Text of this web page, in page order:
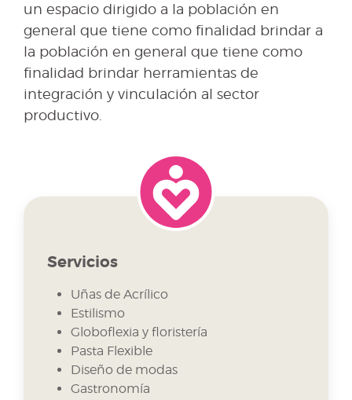
un espacio dirigido a la población en
general que tiene como finalidad brindar a
la población en general que tiene como
finalidad brindar herramientas de
integración y vinculación al sector
productivo.
Servicios
Uñas de Acrílico
Estilismo
Globoflexia y floristería
Pasta Flexible
Diseño de modas
Gastronomía